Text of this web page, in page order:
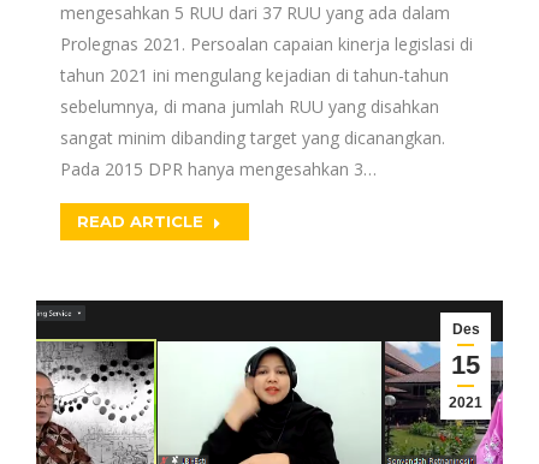
mengesahkan 5 RUU dari 37 RUU yang ada dalam
Prolegnas 2021. Persoalan capaian kinerja legislasi di
tahun 2021 ini mengulang kejadian di tahun-tahun
sebelumnya, di mana jumlah RUU yang disahkan
sangat minim dibanding target yang dicanangkan.
Pada 2015 DPR hanya mengesahkan 3…
READ ARTICLE
Des
15
2021